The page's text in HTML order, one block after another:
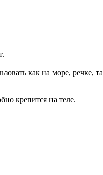
как на море, речке,
крепится на теле.